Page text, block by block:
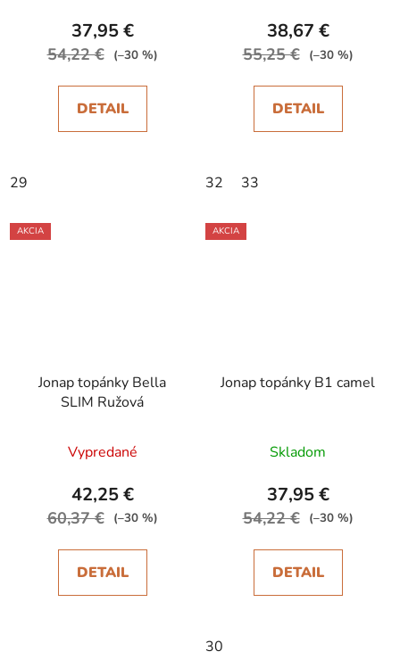
37,95 €
54,22 € (–30 %)
DETAIL
29
38,67 €
55,25 € (–30 %)
DETAIL
32 33
AKCIA
Jonap topánky Bella
SLIM Ružová
Vypredané
42,25 €
60,37 € (–30 %)
DETAIL
AKCIA
Jonap topánky B1 camel
Skladom
37,95 €
54,22 € (–30 %)
DETAIL
30